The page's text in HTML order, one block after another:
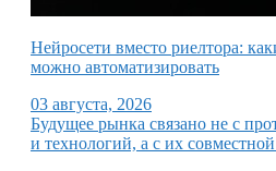
Нейросети вместо риелтора:
можно автоматизировать
03 августа, 2026
Будущее рынка связано не с
и технологий, а с их